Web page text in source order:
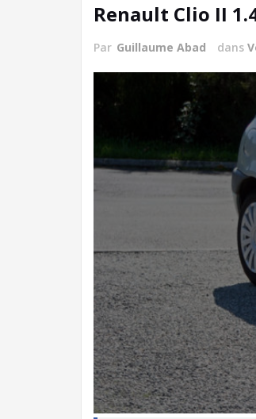
Renault Clio II
Par Guillaume Abad dans